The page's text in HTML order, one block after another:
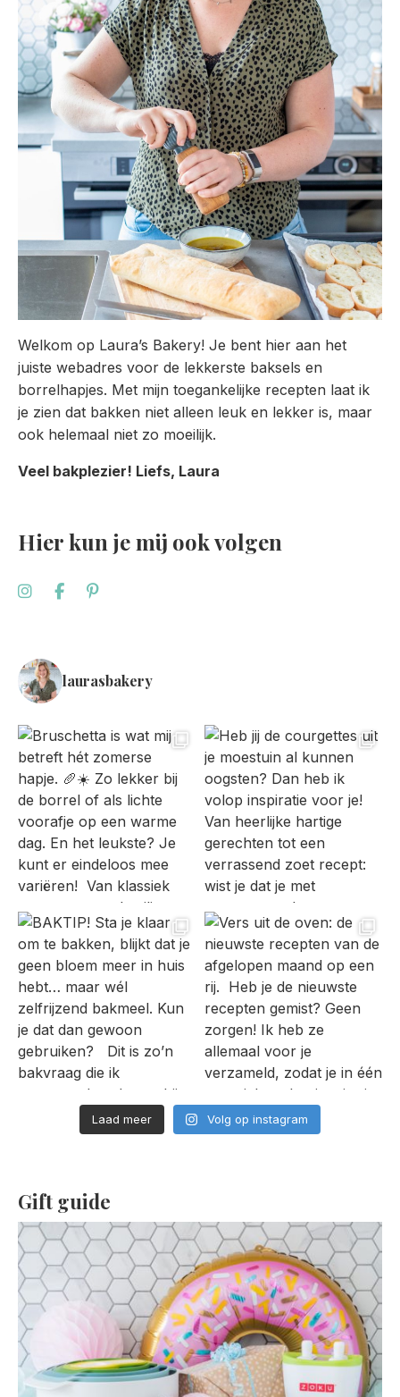
Welkom op Laura’s Bakery! Je bent hier aan het
juiste webadres voor de lekkerste baksels en
borrelhapjes. Met mijn toegankelijke recepten laat ik
je zien dat bakken niet alleen leuk en lekker is, maar
ook helemaal niet zo moeilijk.
Veel bakplezier! Liefs, Laura
Hier kun je mij ook volgen
laurasbakery
Laad meer Volg op instagram
Gift guide